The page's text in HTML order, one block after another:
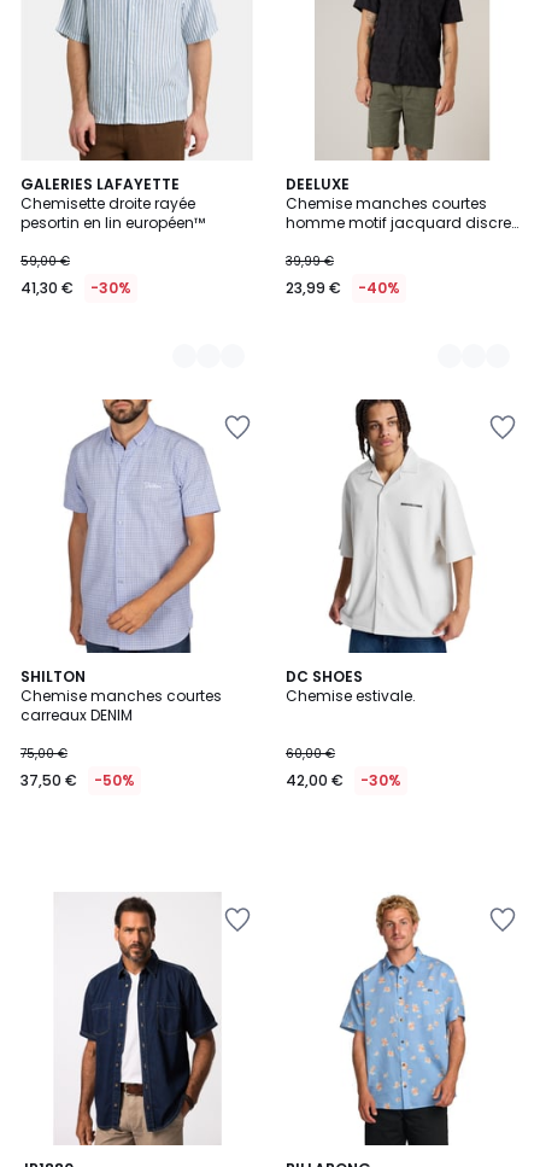
GALERIES LAFAYETTE
Chemisette droite rayée
pesortin en lin européen™
59,00 €
41,30 € -30%
4
Couleurs
DEELUXE
Chemise manches courtes
homme motif jacquard discret
39,99 €
23,99 € -40%
2
Couleurs
SHILTON
Chemise manches courtes
carreaux DENIM
75,00 €
37,50 € -50%
DC SHOES
Chemise estivale.
60,00 €
42,00 € -30%